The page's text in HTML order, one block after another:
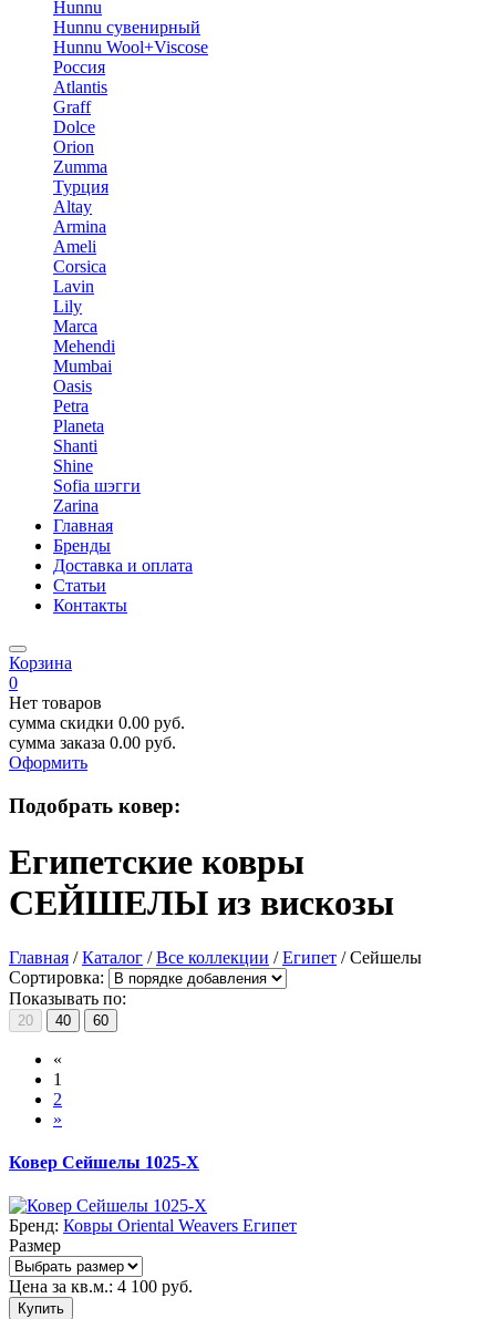
Hunnu
Hunnu сувенирный
Hunnu Wool+Viscose
Россия
Atlantis
Graff
Dolce
Orion
Zumma
Турция
Altay
Armina
Ameli
Corsica
Lavin
Lily
Marca
Mehendi
Mumbai
Oasis
Petra
Planeta
Shanti
Shine
Sofia шэгги
Zarina
Главная
Бренды
Доставка и оплата
Статьи
Контакты
Корзина
0
Нет товаров
сумма скидки 0.00 руб.
сумма заказа 0.00 руб.
Оформить
Подобрать ковер:
Египетские ковры
СЕЙШЕЛЫ из вискозы
Главная / Каталог / Все коллекции / Египет / Сейшелы
Сортировка:
Показывать по:
20 40 60
«
1
2
»
Ковер Сейшелы 1025-X
Бренд: Ковры Oriental Weavers Египет
Размер
Цена за кв.м.: 4 100 руб.
Купить